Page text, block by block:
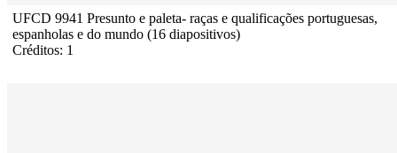
UFCD 9941 Presunto e paleta- raças e qualificações portuguesas,
espanholas e do mundo (16 diapositivos)
Créditos: 1